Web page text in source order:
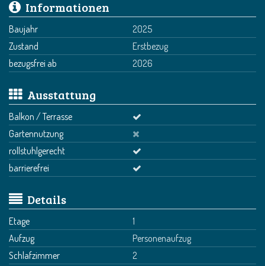
Informationen
Baujahr
2025
Zustand
Erstbezug
bezugsfrei ab
2026
Ausstattung
Balkon / Terrasse
Gartennutzung
rollstuhlgerecht
barrierefrei
Details
Etage
1
Aufzug
Personenaufzug
Schlafzimmer
2